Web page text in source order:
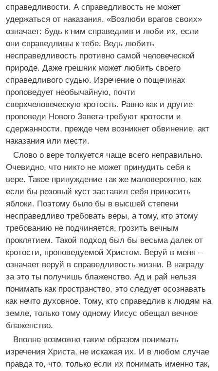
справедливости. А справедливость не может
удержаться от наказания. «Возлюби врагов своих»
означает: будь к ним справедлив и люби их, если
они справедливы к тебе. Ведь любить
несправедливость противно самой человеческой
природе. Даже грешник может любить своего
справедливого судью. Изречение о пощечинах
проповедует необычайную, почти
сверхчеловеческую кротость. Равно как и другие
проповеди Нового Завета требуют кротости и
сдержанности, прежде чем возникнет обвинение, акт
наказания или мести.
Слово о вере толкуется чаще всего неправильно.
Очевидно, что никто не может принудить себя к
вере. Такое принуждение так же маловероятно, как
если бы розовый куст заставил себя приносить
яблоки. Поэтому было бы в высшей степени
несправедливо требовать веры, а тому, кто этому
требованию не подчиняется, грозить вечным
проклятием. Такой подход был бы весьма далек от
кротости, проповедуемой Христом. Веруй в меня –
означает веруй в справедливость жизни. В награду
за это ты получишь блаженство. Ад и рай нельзя
понимать как пространство, это следует осознавать
как нечто духовное. Тому, кто справедлив к людям на
земле, только тому одному Иисус обещал вечное
блаженство.
Вполне возможно таким образом понимать
изречения Христа, не искажая их. И в любом случае
правда то, что, только если их понимать именно так,